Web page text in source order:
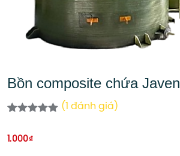
Bồn composite chứa Javen
đánh giá
(1 đánh giá)
1.000₫